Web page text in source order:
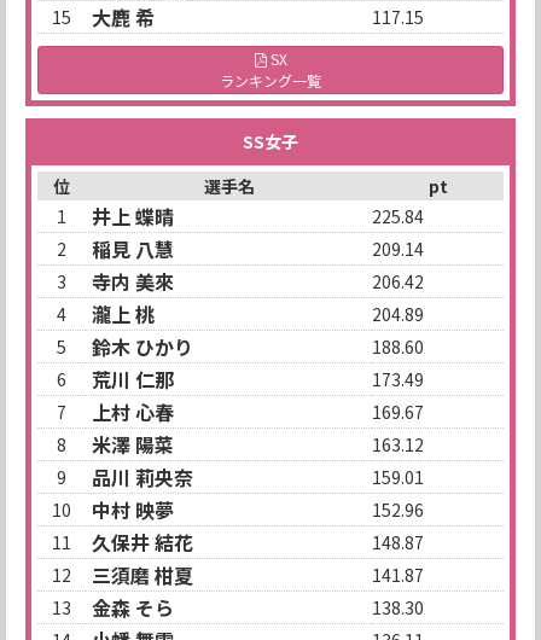
15
大鹿 希 117.15
SX
ランキング一覧
SS女子
位
選手名
pt
1
井上 蝶晴
225.84
2
稲見 八慧
209.14
3
寺内 美來
206.42
4
瀧上 桃
204.89
5
鈴木 ひかり
188.60
6
荒川 仁那
173.49
7
上村 心春
169.67
8
米澤 陽菜
163.12
9
品川 莉央奈
159.01
10
中村 映夢
152.96
11
久保井 結花
148.87
12
三須磨 柑夏
141.87
13
金森 そら
138.30